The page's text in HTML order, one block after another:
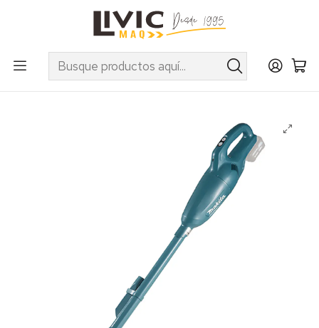
UTILIZA EL CUPÓN "INVIERNO10" EN PRODUCTOS SELECCIONADOS
Categorías Línea Limpieza
Aspiradoras y Enceradoras
Aspiradora de Mano inalámbrica Makita CL108FDZ
(s/cargador ni batería)